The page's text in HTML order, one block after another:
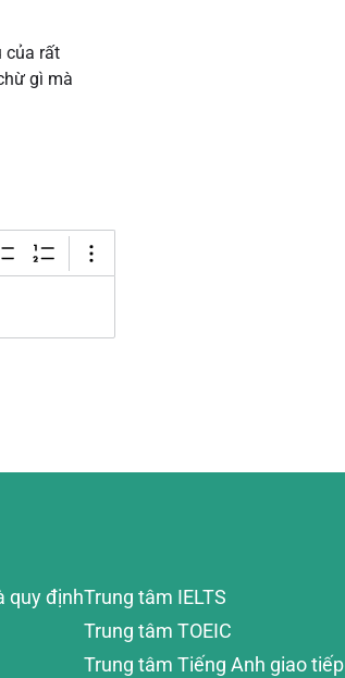
của rất
gì mà
quy địnhTrung tâm IELTS
Trung tâm TOEIC
Trung tâm Tiếng Anh giao tiếp